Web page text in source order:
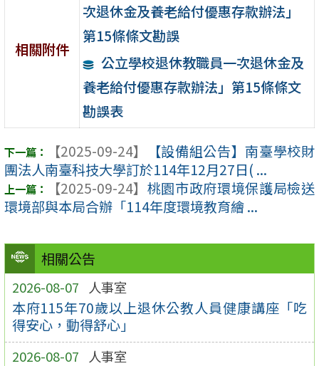
相關公告
2026-08-07 人事室
本府115年70歲以上退休公教人員健康講座「吃
得安心，動得舒心」
2026-08-07 人事室
相關附件
次退休金及養老給付優惠存款辦法」
第15條條文勘誤
公立學校退休教職員一次退休金及
養老給付優惠存款辦法」第15條條文
勘誤表
【2025-09-24】
【設備組公告】南臺學校財
團法人南臺科技大學訂於114年12月27日( ...
【2025-09-24】 桃園市政府環境保護局檢送
環境部與本局合辦「114年度環境教育繪 ...